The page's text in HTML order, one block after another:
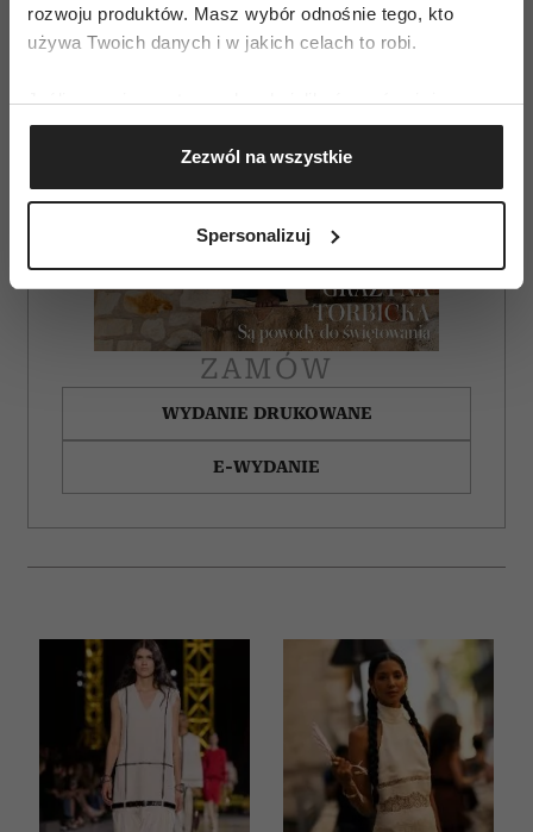
rozwoju produktów. Masz wybór odnośnie tego, kto
używa Twoich danych i w jakich celach to robi.
Jeśli wyrazisz na to zgodę, chcielibyśmy również:
Gromadzić dane dotyczące Twojej lokalizacji
geograficznej z dokładnością nawet do kilku metrów
Identyfikować Twoje urządzenie, aktywnie
(fingerprinting, czyli wirtualny odcisk palca)
dane są przetwarzane oraz ustaw własne preferencje w
sekcji szczegółów. W Deklaracji plików cookie możesz
zmienić lub wycofać swoją zgodę w dowolnej chwili.
Wykorzystujemy pliki cookie do spersonalizowania treści
analizować ruch w naszej witrynie. Informacje o tym, jak
Partnerzy mogą połączyć te informacje z innymi danymi
Zezwól na wszystkie
Spersonalizuj
ZAMÓW
WYDANIE DRUKOWANE
E-WYDANIE